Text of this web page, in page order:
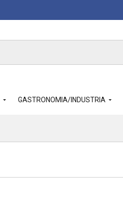
GASTRONOMIA/INDUSTRIA